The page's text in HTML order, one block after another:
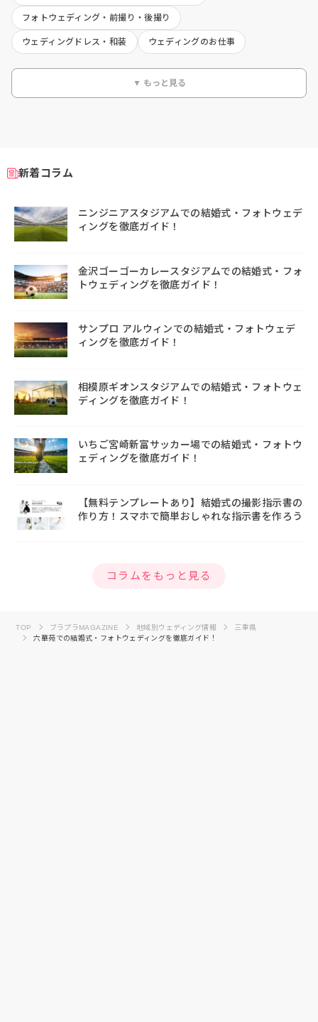
フォトウェディング・前撮り・後撮り
ウェディングドレス・和装 ウェディングのお仕事
▼ もっと見る
新着コラム
ニンジニアスタジアムでの結婚式・フォトウェデ
ィングを徹底ガイド！
金沢ゴーゴーカレースタジアムでの結婚式・フォ
トウェディングを徹底ガイド！
サンプロ アルウィンでの結婚式・フォトウェデ
ィングを徹底ガイド！
相模原ギオンスタジアムでの結婚式・フォトウェ
ディングを徹底ガイド！
いちご宮崎新富サッカー場での結婚式・フォトウ
ェディングを徹底ガイド！
【無料テンプレートあり】結婚式の撮影指示書の
作り方！スマホで簡単おしゃれな指示書を作ろう
コラムをもっと見る
TOP ブラプラMAGAZINE 地域別ウェディング情報
三重県
六華苑での結婚式・フォトウェディングを徹底ガイド！